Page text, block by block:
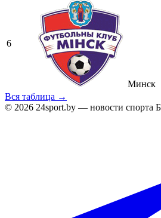
6
Минск
Вся таблица →
© 2026 24sport.by — новости спорта